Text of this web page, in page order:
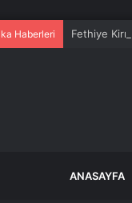
Haberleri Fethiye
ANASAYFA